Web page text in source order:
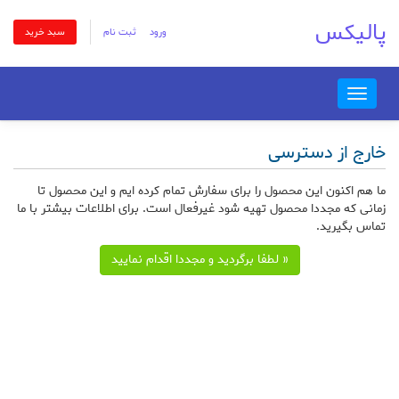
ورود ثبت نام سبد خرید پالیکس
Toggle
navigation
خارج از دسترسی
ما هم اکنون این محصول را برای سفارش تمام کرده ایم و این محصول تا
زمانی که مجددا محصول تهیه شود غیرفعال است. برای اطلاعات بیشتر با ما
تماس بگیرید.
« لطفا برگردید و مجددا اقدام نمایید